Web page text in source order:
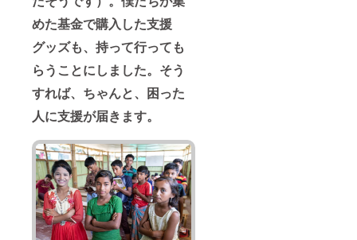
めた基金で購入した支援
グッズも、持って行っても
らうことにしました。そう
すれば、ちゃんと、困った
人に支援が届きます。